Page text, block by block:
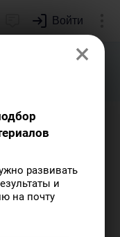
Войти
план
×
развивать
и
на почту